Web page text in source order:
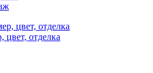
цвет, отделка